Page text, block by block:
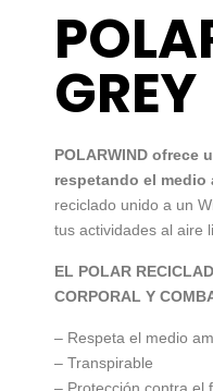
GREY
POLARWIND ofrece
respetando el medio
reciclado unido a un
tus actividades al aire
EL POLAR
CORPORAL Y
– Respeta el medio
– Transpirable